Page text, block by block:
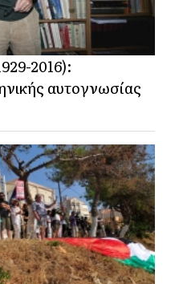
2016):
αυτογνωσίας